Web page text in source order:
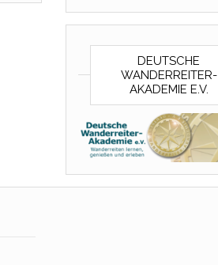
DEUTSCHE
WANDERREITER-
AKADEMIE E.V.